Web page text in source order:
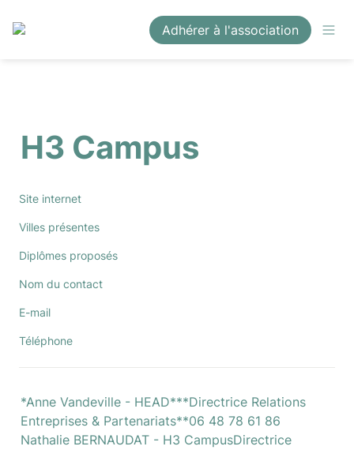
Adhérer à l'association
H3 Campus
Site internet
Villes présentes
Diplômes proposés
Nom du contact
E-mail
Téléphone
*Anne Vandeville - HEAD***Directrice Relations
Entreprises & Partenariats**06 48 78 61 86
Nathalie BERNAUDAT - H3 CampusDirectrice